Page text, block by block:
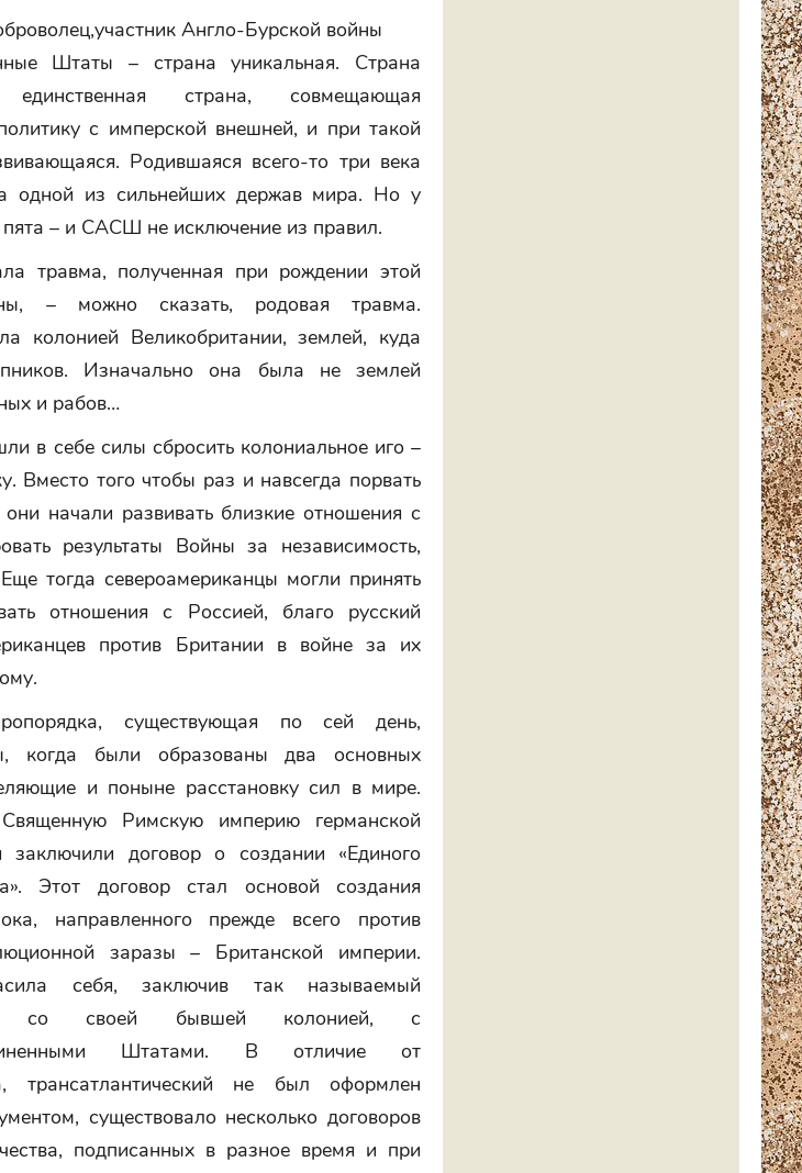
Англо-Бурской войны
Штаты – страна уникальная. Страна
страна, совмещающая
с имперской внешней, и при такой
Родившаяся всего-то три века
одной из сильнейших держав мира. Но у
пята – и САСШ не исключение из правил.
травма, полученная при рождении этой
– можно сказать, родовая травма.
колонией Великобритании, землей, куда
Изначально она была не землей
и рабов…
в себе силы сбросить колониальное иго –
Вместо того чтобы раз и навсегда порвать
начали развивать близкие отношения с
результаты Войны за независимость,
тогда североамериканцы могли принять
отношения с Россией, благо русский
против Британии в войне за их
существующая по сей день,
когда были образованы два основных
и поныне расстановку сил в мире.
Римскую империю германской
договор о создании «Единого
Этот договор стал основой создания
направленного прежде всего против
заразы – Британской империи.
себя, заключив так называемый
со своей бывшей колонией, с
Штатами. В отличие от
трансатлантический не был оформлен
существовало несколько договоров
подписанных в разное время и при